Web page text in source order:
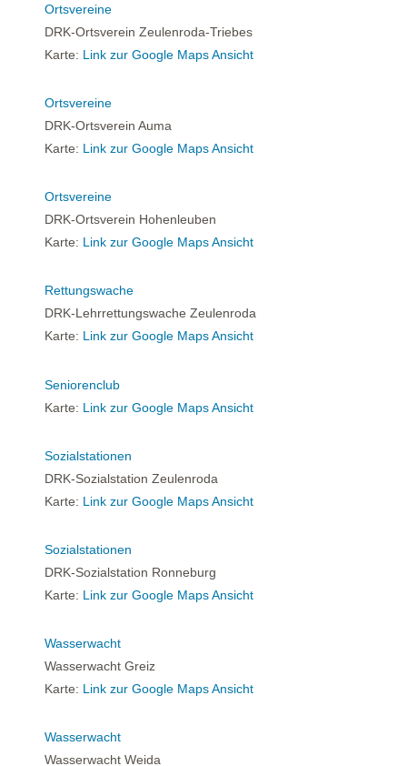
Ortsvereine
DRK-Ortsverein Zeulenroda-Triebes
Karte: Link zur Google Maps Ansicht
Ortsvereine
DRK-Ortsverein Auma
Karte: Link zur Google Maps Ansicht
Ortsvereine
DRK-Ortsverein Hohenleuben
Karte: Link zur Google Maps Ansicht
Rettungswache
DRK-Lehrrettungswache Zeulenroda
Karte: Link zur Google Maps Ansicht
Seniorenclub
Karte: Link zur Google Maps Ansicht
Sozialstationen
DRK-Sozialstation Zeulenroda
Karte: Link zur Google Maps Ansicht
Sozialstationen
DRK-Sozialstation Ronneburg
Karte: Link zur Google Maps Ansicht
Wasserwacht
Wasserwacht Greiz
Karte: Link zur Google Maps Ansicht
Wasserwacht
Wasserwacht Weida